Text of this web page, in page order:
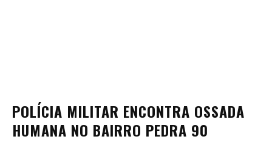
POLÍCIA MILITAR ENCONTRA OSSADA
HUMANA NO BAIRRO PEDRA 90